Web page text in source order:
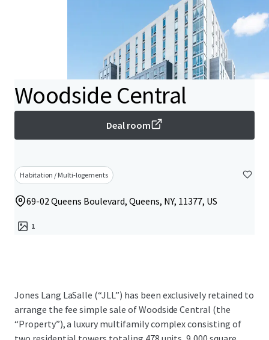
Woodside Central
Deal room
Habitation / Multi-logements
69-02 Queens Boulevard, Queens, NY, 11377, US
1
Jones Lang LaSalle (“JLL”) has been exclusively retained to
arrange the fee simple sale of Woodside Central (the
“Property”), a luxury multifamily complex consisting of